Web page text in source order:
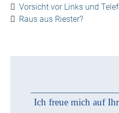
Vorsicht vor Links und
Raus aus Riester?
Ich freue mich auf